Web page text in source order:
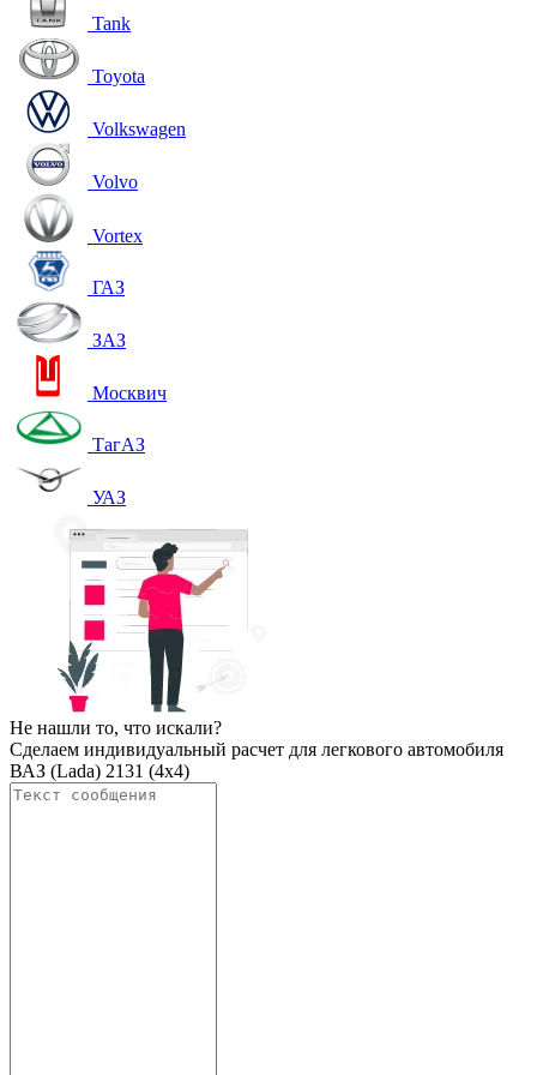
Tank
Toyota
Volkswagen
Volvo
Vortex
ГАЗ
ЗАЗ
Москвич
ТагАЗ
УАЗ
Не нашли то, что искали?
Сделаем индивидуальный расчет для легкового автомобиля
ВАЗ (Lada) 2131 (4x4)